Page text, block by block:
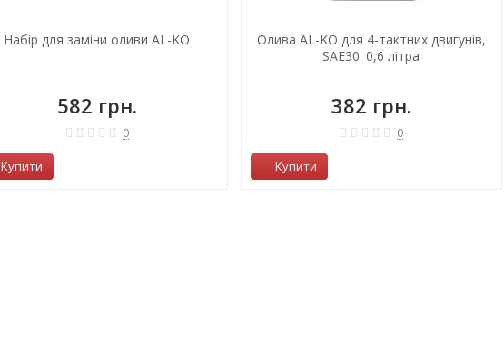
Набір для заміни оливи AL-KO
582 грн.
0
Купити
Олива AL-KO для 4-тактних двигунів,
SAE30. 0,6 літра
382 грн.
0
Купити